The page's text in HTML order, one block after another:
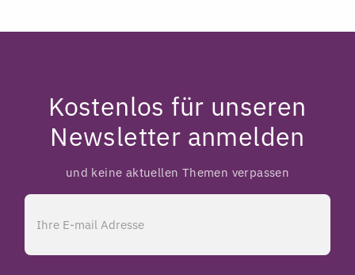
Kostenlos für unseren
Newsletter anmelden
und keine aktuellen Themen verpassen